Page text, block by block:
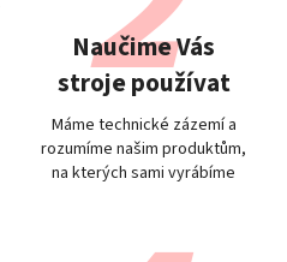
Naučime Vás
stroje používat
Máme technické zázemí a
rozumíme našim produktům,
na kterých sami vyrábíme